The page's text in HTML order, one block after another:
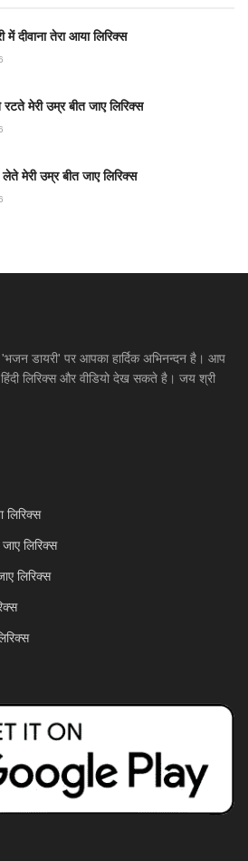
में दीवाना तेरा आया लिरिक्स
मेरी उम्र बीत जाए लिरिक्स
मेरी उम्र बीत जाए लिरिक्स
डायरी' पर आपका हार्दिक अभिनन्दन है। आप
लिरिक्स और वीडियो देख सकते है। जय श्री
लिरिक्स
लिरिक्स
लिरिक्स